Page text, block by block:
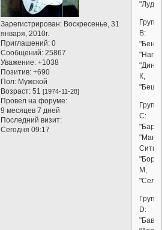
Зарегистрирован: Воскресенье, 31
января, 2010г.
Приглашений: 0
Сообщений: 25867
Уважение: +1038
Позитив: +690
Пол: Мужской
Возраст: 51[1974-11-28]
Провел на форуме:
9 месяцев 7 дней
Последний визит:
Сегодня 09:17
B:
К,
C:
Сити",
М,
D: